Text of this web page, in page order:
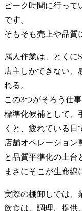
ピーク時間に行って
です。
そもそも売上や品質
属人作業は、とくに
店主しかできない、
れる。
この3つがそろう仕
標準化候補として、
くと、疲れている日
店舗オペレーション
と品質平準化の土台
まさにそこが生命線
実際の棚卸しでは、
飲食は、調理、提供